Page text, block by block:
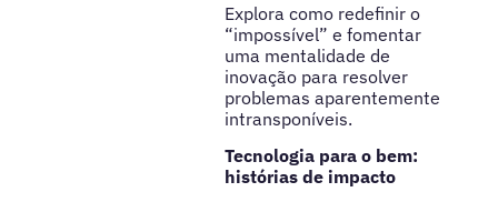
Explora como redefinir o
“impossível” e fomentar
uma mentalidade de
inovação para resolver
problemas aparentemente
intransponíveis.
Tecnologia para o bem:
histórias de impacto